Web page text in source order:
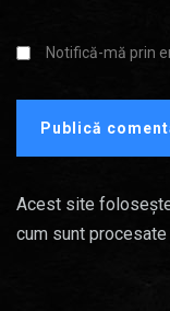
Notifică-mă prin
Acest site
cum sunt